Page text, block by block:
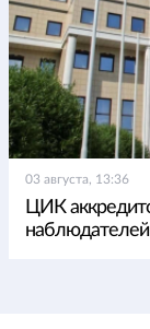
03 августа, 13:36
ЦИК
наблюдателей